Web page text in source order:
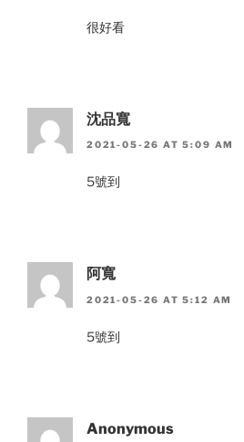
很好看
沈品寬
2021-05-26 AT 5:09 AM
5號到
阿寬
2021-05-26 AT 5:12 AM
5號到
Anonymous